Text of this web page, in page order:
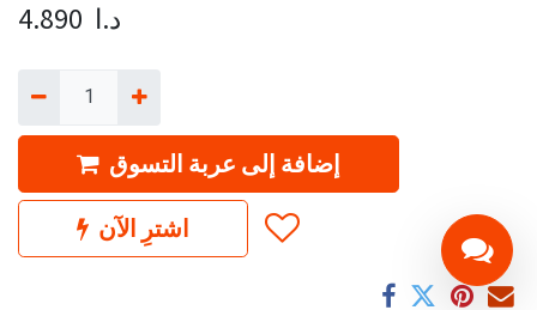
4.890 د.ا
إضافة إلى عربة التسوق
اشترِ الآن